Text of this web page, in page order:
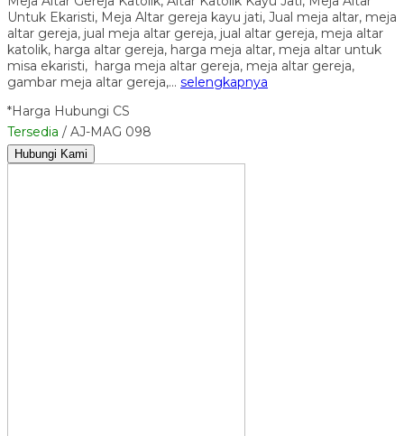
Untuk Ekaristi, Meja Altar gereja kayu jati, Jual meja altar, meja
altar gereja, jual meja altar gereja, jual altar gereja, meja altar
katolik, harga altar gereja, harga meja altar, meja altar untuk
misa ekaristi, harga meja altar gereja, meja altar gereja,
gambar meja altar gereja,… selengkapnya
*Harga Hubungi CS
Tersedia / AJ-MAG 098
Hubungi Kami